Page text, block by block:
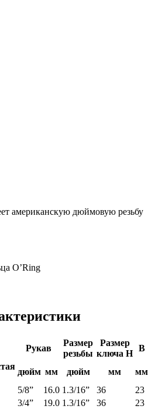
американскую дюймовую резьбу
O’Ring
Рукав
Размер
резьбы
Размер
ключа H
В
дюйм мм дюйм мм
мм
5/8” 16.0 1.3/16” 36
23
3/4” 19.0 1.3/16” 36
23